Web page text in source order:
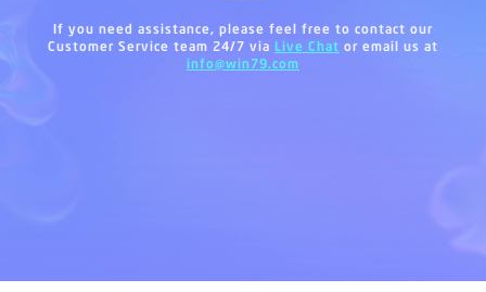
If you need assistance, please feel free to contact our
Customer Service team 24/7 via Live Chat or email us at
info@win79.com